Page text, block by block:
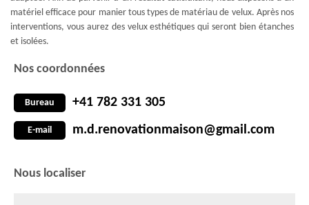
matériel efficace pour manier tous types de matériau de velux. Après nos
interventions, vous aurez des velux esthétiques qui seront bien étanches
et isolées.
Nos coordonnées
Bureau +41 782 331 305
E-mail m.d.renovationmaison@gmail.com
Nous localiser